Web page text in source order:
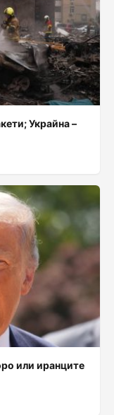
Украйна –
или иранците